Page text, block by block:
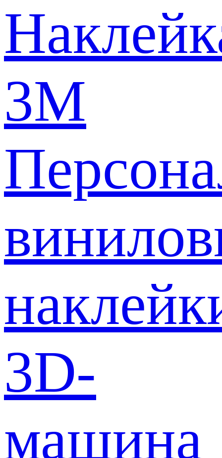
3M
3D-
машина